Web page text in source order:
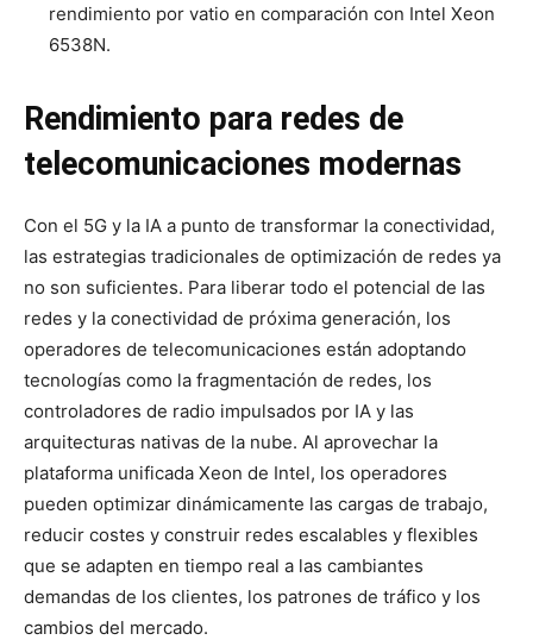
rendimiento por vatio en comparación con Intel Xeon
6538N.
Rendimiento para redes de
telecomunicaciones modernas
Con el 5G y la IA a punto de transformar la conectividad,
las estrategias tradicionales de optimización de redes ya
no son suficientes. Para liberar todo el potencial de las
redes y la conectividad de próxima generación, los
operadores de telecomunicaciones están adoptando
tecnologías como la fragmentación de redes, los
controladores de radio impulsados por IA y las
arquitecturas nativas de la nube. Al aprovechar la
plataforma unificada Xeon de Intel, los operadores
pueden optimizar dinámicamente las cargas de trabajo,
reducir costes y construir redes escalables y flexibles
que se adapten en tiempo real a las cambiantes
demandas de los clientes, los patrones de tráfico y los
cambios del mercado.